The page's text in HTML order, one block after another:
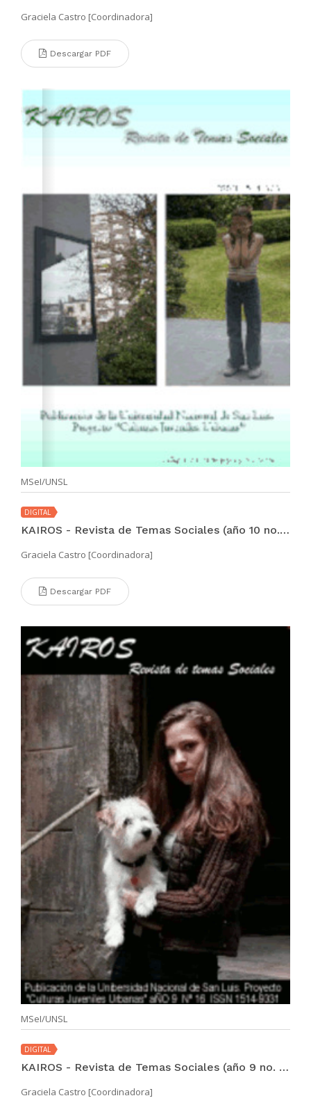
Graciela Castro [Coordinadora]
Descargar PDF
MSeI/UNSL
DIGITAL
KAIROS - Revista de Temas Sociales (año 10 no. 17 feb 2006)
Graciela Castro [Coordinadora]
Descargar PDF
MSeI/UNSL
DIGITAL
KAIROS - Revista de Temas Sociales (año 9 no. 16 nov 2005)
Graciela Castro [Coordinadora]